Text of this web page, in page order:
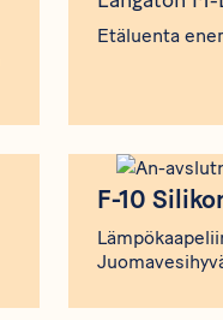
Etäluenta
F-10
F-10 Silikon